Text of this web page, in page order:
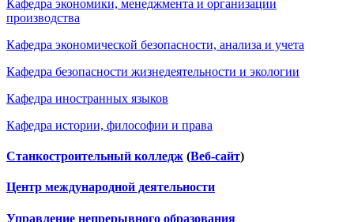
Кафедра экономики, менеджмента и организации
производства
Кафедра экономической безопасности, анализа и учета
Кафедра безопасности жизнедеятельности и экологии
Кафедра иностранных языков
Кафедра истории, философии и права
Станкостроительный колледж (Веб-сайт)
Центр международной деятельности
Управление непрерывного образования